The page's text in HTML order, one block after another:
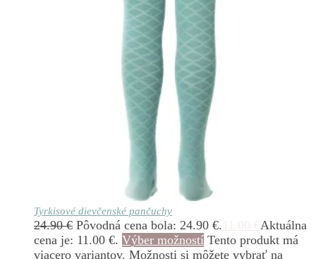
Tyrkisové dievčenské pančuchy
24.90€ Pôvodná cena bola: 24.90 €.
Aktuálna
cena je: 11.00 €. Výber možností Tento produkt má
viacero variantov. Možnosti si môžete vybrať na